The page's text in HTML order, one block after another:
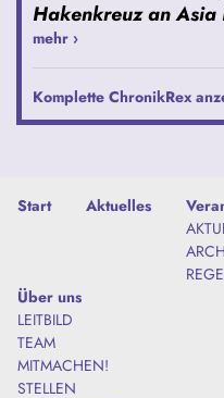
Hakenkreuz an Asia
mehr ›
Komplette ChronikRex
Start Aktuelles
Über uns
LEITBILD
TEAM
MITMACHEN!
STELLEN